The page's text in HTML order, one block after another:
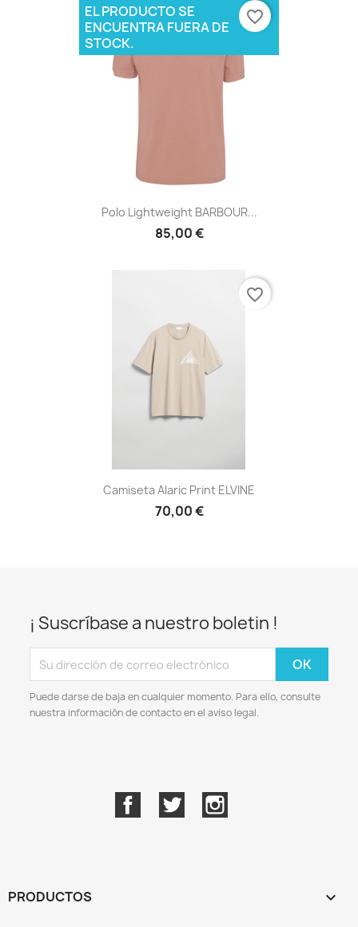
Polo Lightweight BARBOUR...
85,00 €
EL PRODUCTO SE
ENCUENTRA FUERA DE
STOCK.
favorite_border
Camiseta Alaric Print ELVINE
70,00 €
favorite_border
¡ Suscríbase a nuestro boletin !
Puede darse de baja en cualquier momento. Para ello, consulte
nuestra información de contacto en el aviso legal.
FacebookTwitter
PRODUCTOS 